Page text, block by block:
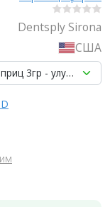
Dentsply Sirona
США
3гр -